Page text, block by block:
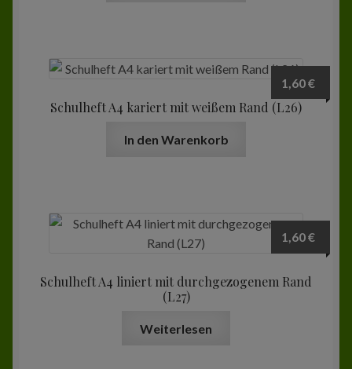
Schulheft A4 kariert mit weißem Rand (L26)
1,60€
In den Warenkorb
Schulheft A4 liniert mit durchgezogenem Rand
(L27)
1,60€
Weiterlesen